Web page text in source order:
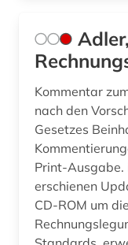
Kommentar
nach den
Gesetzes
Print-Ausgabe.
erschienen
CD-ROM um